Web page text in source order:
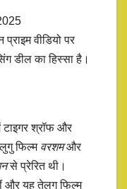
वीडियो पर
डील का हिस्सा है।
श्रॉफ और
फिल्म वरशमऔर
से प्रेरित थी।
और यह तेलुगु फिल्म